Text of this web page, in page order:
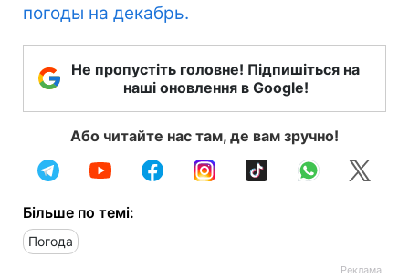
погоды на декабрь.
Не пропустіть головне! Підпишіться на
наші оновлення в Google!
Або читайте нас там, де вам зручно!
Більше по темі:
Погода